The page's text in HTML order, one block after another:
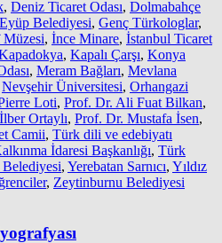
, Deniz Ticaret Odası, Dolmabahçe
Eyüp Belediyesi, Genç Türkologlar,
, İnce Minare, İstanbul Ticaret
, Kapalı Çarşı, Konya
, Meram Bağları, Mevlana
Nevşehir Üniversitesi, Orhangazi
Loti, Prof. Dr. Ali Fuat Bilkan,
Ortaylı, Prof. Dr. Mustafa İsen,
Camii, Türk dili ve edebiyatı
İdaresi Başkanlığı, Türk
, Yerebatan Sarnıcı, Yıldız
, Zeytinburnu Belediyesi